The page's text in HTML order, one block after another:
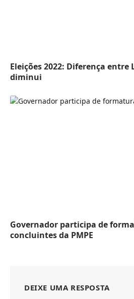
Eleições 2022: Diferença entre
diminui
Governador participa de
concluintes da PMPE
DEIXE UMA RESPOSTA